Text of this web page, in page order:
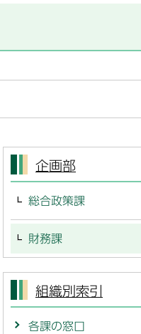
企画部
総合政策課
財務課
組織別索引
各課の窓口